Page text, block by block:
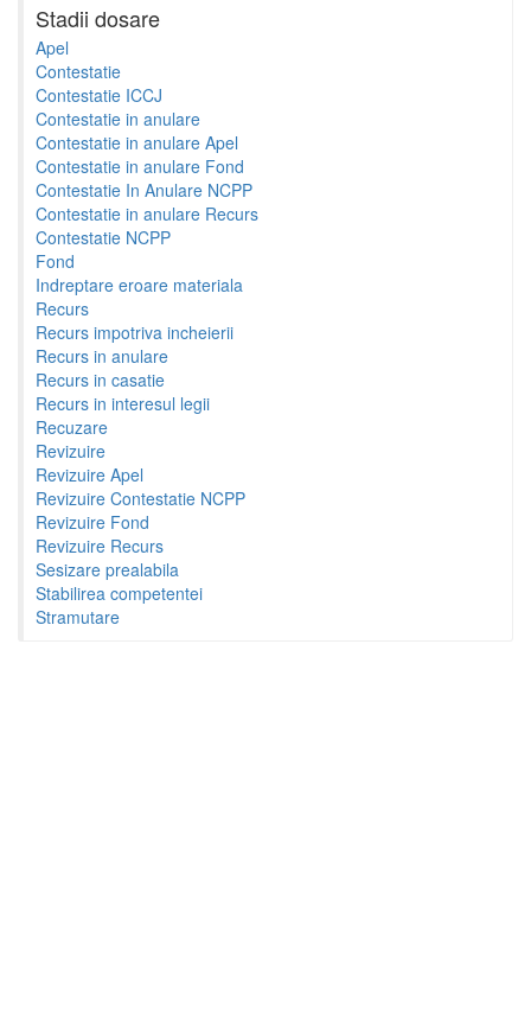
Stadii dosare
Apel
Contestatie
Contestatie ICCJ
Contestatie in anulare
Contestatie in anulare Apel
Contestatie in anulare Fond
Contestatie In Anulare NCPP
Contestatie in anulare Recurs
Contestatie NCPP
Fond
Indreptare eroare materiala
Recurs
Recurs impotriva incheierii
Recurs in anulare
Recurs in casatie
Recurs in interesul legii
Recuzare
Revizuire
Revizuire Apel
Revizuire Contestatie NCPP
Revizuire Fond
Revizuire Recurs
Sesizare prealabila
Stabilirea competentei
Stramutare